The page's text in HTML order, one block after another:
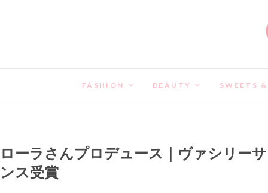
FASHION BEAUTY SWEETS
ローラさんプロデュース｜ヴァシリー
ンス受賞